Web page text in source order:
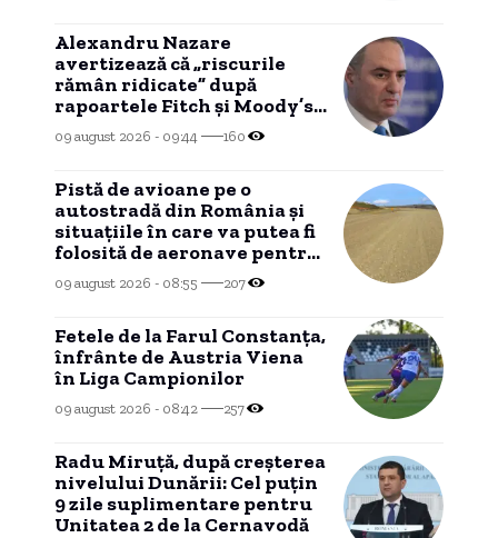
Alexandru Nazare
avertizează că „riscurile
rămân ridicate” după
rapoartele Fitch și Moody’s:
„Nu a fost o perioadă simplă”
09 august 2026 - 09:44 160
Pistă de avioane pe o
autostradă din România și
situațiile în care va putea fi
folosită de aeronave pentru
aterizare.
09 august 2026 - 08:55 207
Fetele de la Farul Constanța,
înfrânte de Austria Viena
în Liga Campionilor
09 august 2026 - 08:42 257
Radu Miruță, după creșterea
nivelului Dunării: Cel puțin
9 zile suplimentare pentru
Unitatea 2 de la Cernavodă